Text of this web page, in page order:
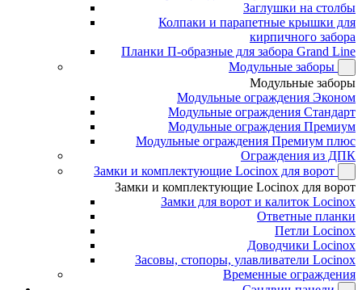
Заглушки на столбы
Колпаки и парапетные крышки для
кирпичного забора
Планки П-образные для забора Grand Line
Модульные заборы
Модульные заборы
Модульные ограждения Эконом
Модульные ограждения Стандарт
Модульные ограждения Премиум
Модульные ограждения Премиум плюс
Ограждения из ДПК
Замки и комплектующие Locinox для ворот
Замки и комплектующие Locinox для ворот
Замки для ворот и калиток Locinox
Ответные планки
Петли Locinox
Доводчики Locinox
Засовы, стопоры, улавливатели Locinox
Временные ограждения